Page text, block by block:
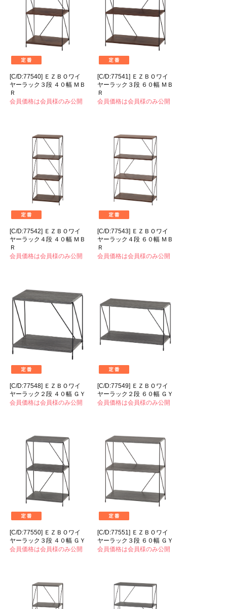
[C/D:77540] ＥＺＢＯワイ
ヤーラック３段 ４０幅 ＭＢ
Ｒ
会員価格は会員様のみ公開
[C/D:77541] ＥＺＢＯワイ
ヤーラック３段 ６０幅 ＭＢ
Ｒ
会員価格は会員様のみ公開
[C/D:77542] ＥＺＢＯワイ
ヤーラック４段 ４０幅 ＭＢ
Ｒ
会員価格は会員様のみ公開
[C/D:77543] ＥＺＢＯワイ
ヤーラック４段 ６０幅 ＭＢ
Ｒ
会員価格は会員様のみ公開
[C/D:77548] ＥＺＢＯワイ
ヤーラック２段 ４０幅 ＧＹ
会員価格は会員様のみ公開
[C/D:77549] ＥＺＢＯワイ
ヤーラック２段 ６０幅 ＧＹ
会員価格は会員様のみ公開
[C/D:77550] ＥＺＢＯワイ
ヤーラック３段 ４０幅 ＧＹ
会員価格は会員様のみ公開
[C/D:77551] ＥＺＢＯワイ
ヤーラック３段 ６０幅 ＧＹ
会員価格は会員様のみ公開